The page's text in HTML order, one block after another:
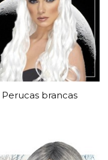
Perucas brancas